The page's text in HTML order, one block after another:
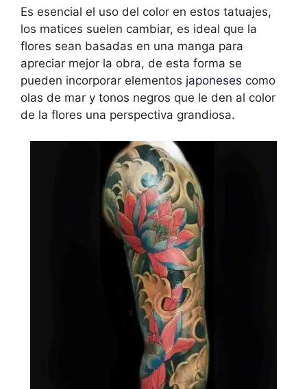
Es esencial el uso del color en estos tatuajes,
los matices suelen cambiar, es ideal que la
flores sean basadas en una manga para
apreciar mejor la obra, de esta forma se
pueden incorporar elementos japoneses como
olas de mar y tonos negros que le den al color
de la flores una perspectiva grandiosa.